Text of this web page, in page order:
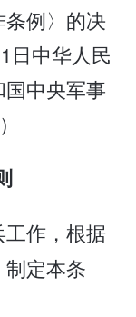
例〉的决
中华人民
中央军事
作，根据
制定本条